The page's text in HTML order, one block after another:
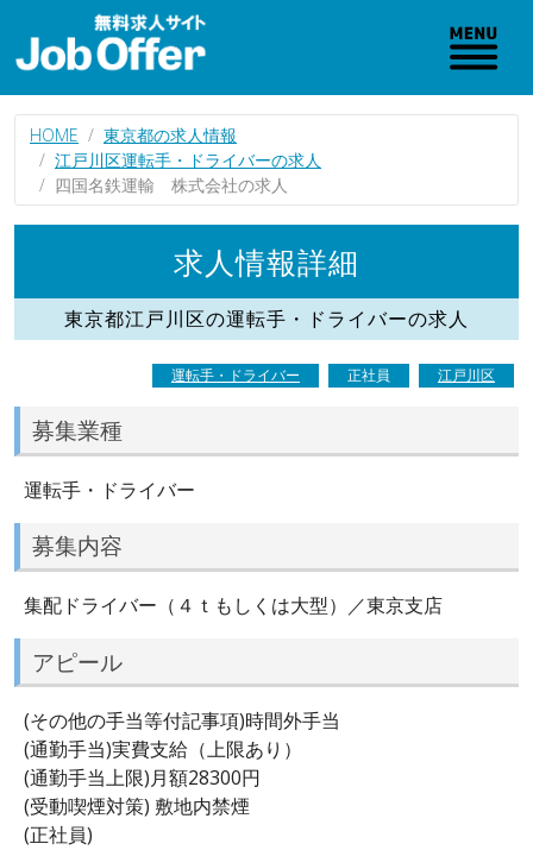
HOME
東京都の求人情報
江戸川区運転手・ドライバーの求人
四国名鉄運輸 株式会社の求人
求人情報詳細
東京都江戸川区の運転手・ドライバーの求人
運転手・ドライバー 正社員 江戸川区
募集業種
運転手・ドライバー
募集内容
集配ドライバー（４ｔもしくは大型）／東京支店
アピール
(その他の手当等付記事項)時間外手当
(通勤手当)実費支給（上限あり）
(通勤手当上限)月額28300円
(受動喫煙対策) 敷地内禁煙
(正社員)